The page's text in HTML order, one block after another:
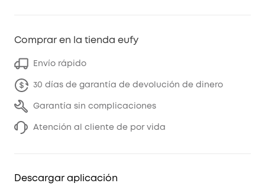
Comprar en la tienda eufy
Envío rápido
30 días de garantía de devolución de dinero
Garantía sin complicaciones
Atención al cliente de por vida
Descargar aplicación